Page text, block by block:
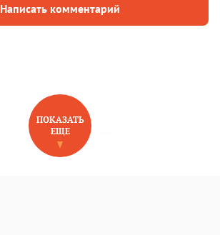
Написать комментарий
НОВОЕ НА САЙТЕ
ПОКАЗАТЬ
ЕЩЕ